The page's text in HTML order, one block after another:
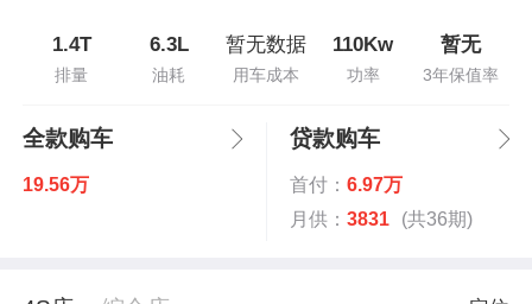
1.4T
排量
6.3L
油耗
暂无数据
用车成本
110Kw
功率
暂无
3年保值率
全款购车
19.56万
贷款购车
首付： 6.97万
月供： 3831 (共36期)